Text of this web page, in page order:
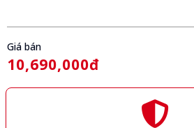
Giá bán
10,690,000đ